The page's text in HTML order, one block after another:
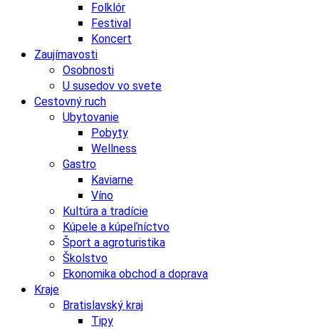
Folklór
Festival
Koncert
Zaujímavosti
Osobnosti
U susedov vo svete
Cestovný ruch
Ubytovanie
Pobyty
Wellness
Gastro
Kaviarne
Víno
Kultúra a tradície
Kúpele a kúpeľníctvo
Šport a agroturistika
Školstvo
Ekonomika obchod a doprava
Kraje
Bratislavský kraj
Tipy